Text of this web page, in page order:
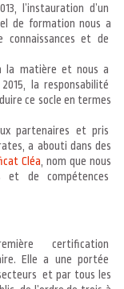
l’instauration d’un
de formation nous a
connaissances et de
la matière et nous a
la responsabilité
ce socle en termes
partenaires et pris
a abouti dans des
Cléa , nom que nous
et de compétences
Elle a une portée
et par tous les